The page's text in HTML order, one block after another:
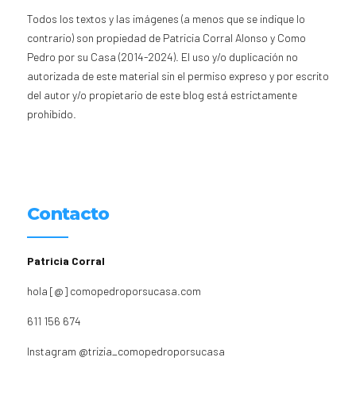
Todos los textos y las imágenes (a menos que se indique lo
contrario) son propiedad de Patricia Corral Alonso y Como
Pedro por su Casa (2014-2024). El uso y/o duplicación no
autorizada de este material sin el permiso expreso y por escrito
del autor y/o propietario de este blog está estrictamente
prohibido.
Contacto
Patricia Corral
hola [@] comopedroporsucasa.com
611 156 674
Instagram @trizia_comopedroporsucasa